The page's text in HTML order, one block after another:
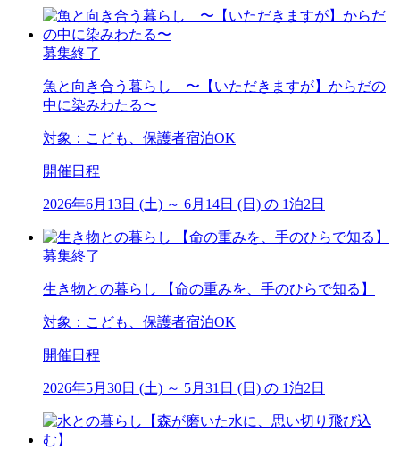
募集終了
魚と向き合う暮らし 〜【いただきますが】からだの
中に染みわたる〜
対象：こども、保護者宿泊OK
開催日程
2026年6月13日 (土) ～ 6月14日 (日) の 1泊2日
募集終了
生き物との暮らし 【命の重みを、手のひらで知る】
対象：こども、保護者宿泊OK
開催日程
2026年5月30日 (土) ～ 5月31日 (日) の 1泊2日